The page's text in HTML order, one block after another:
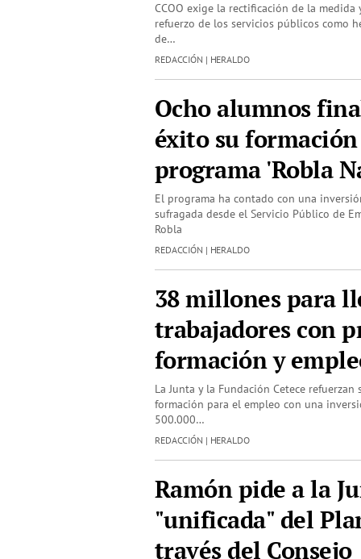
CCOO exige la rectificación de la medida
refuerzo de los servicios públicos como
de…
REDACCIÓN | HERALDO
Ocho alumnos
éxito su
programa 'Robla
El programa ha contado con una
sufragada desde el Servicio Público de
Robla
REDACCIÓN | HERALDO
38 millones para
trabajadores con
formación y
La Junta y la Fundación Cetece
formación para el empleo con una
500.000…
REDACCIÓN | HERALDO
Ramón pide a la
"unificada" del
través del Consejo